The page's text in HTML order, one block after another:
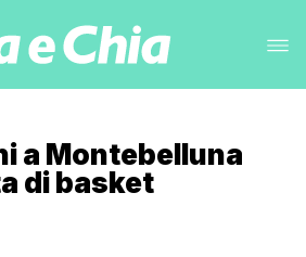
a Montebelluna
di basket